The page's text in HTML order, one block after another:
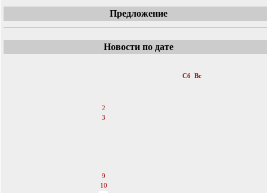
Предложение
Новости по дате
Сб Вс
2
3
9
10